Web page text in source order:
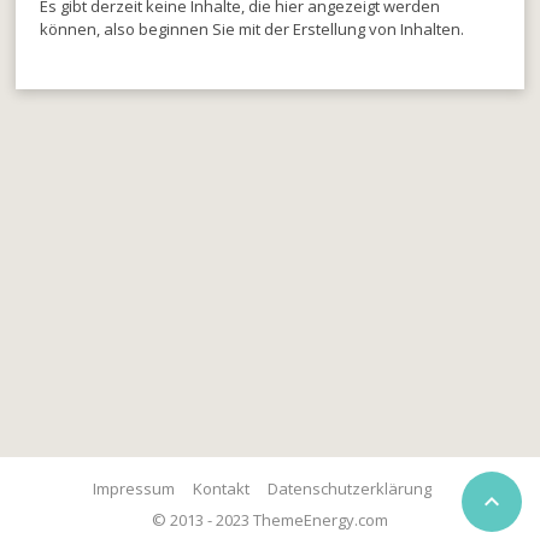
Es gibt derzeit keine Inhalte, die hier angezeigt werden
können, also beginnen Sie mit der Erstellung von Inhalten.

© 2013 - 2023 ThemeEnergy.com
Impressum Kontakt Datenschutzerklärung